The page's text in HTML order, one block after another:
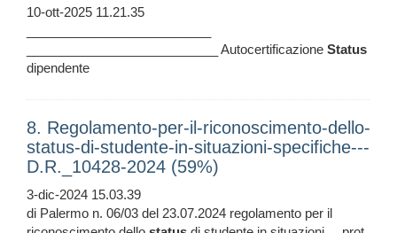
10-ott-2025 11.21.35
___________________________ Autocertificazione Status
dipendente
8. Regolamento-per-il-riconoscimento-dello-
status-di-studente-in-situazioni-specifiche---
D.R._10428-2024 (59%)
3-dic-2024 15.03.39
di Palermo n. 06/03 del 23.07.2024 regolamento per il